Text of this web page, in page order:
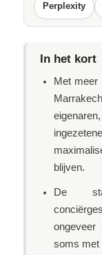
Perplexity
In het kort
Met meer
blijven.
De
soms met